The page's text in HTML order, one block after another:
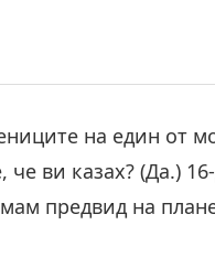
на един от
ви казах? (Да.)
предвид на